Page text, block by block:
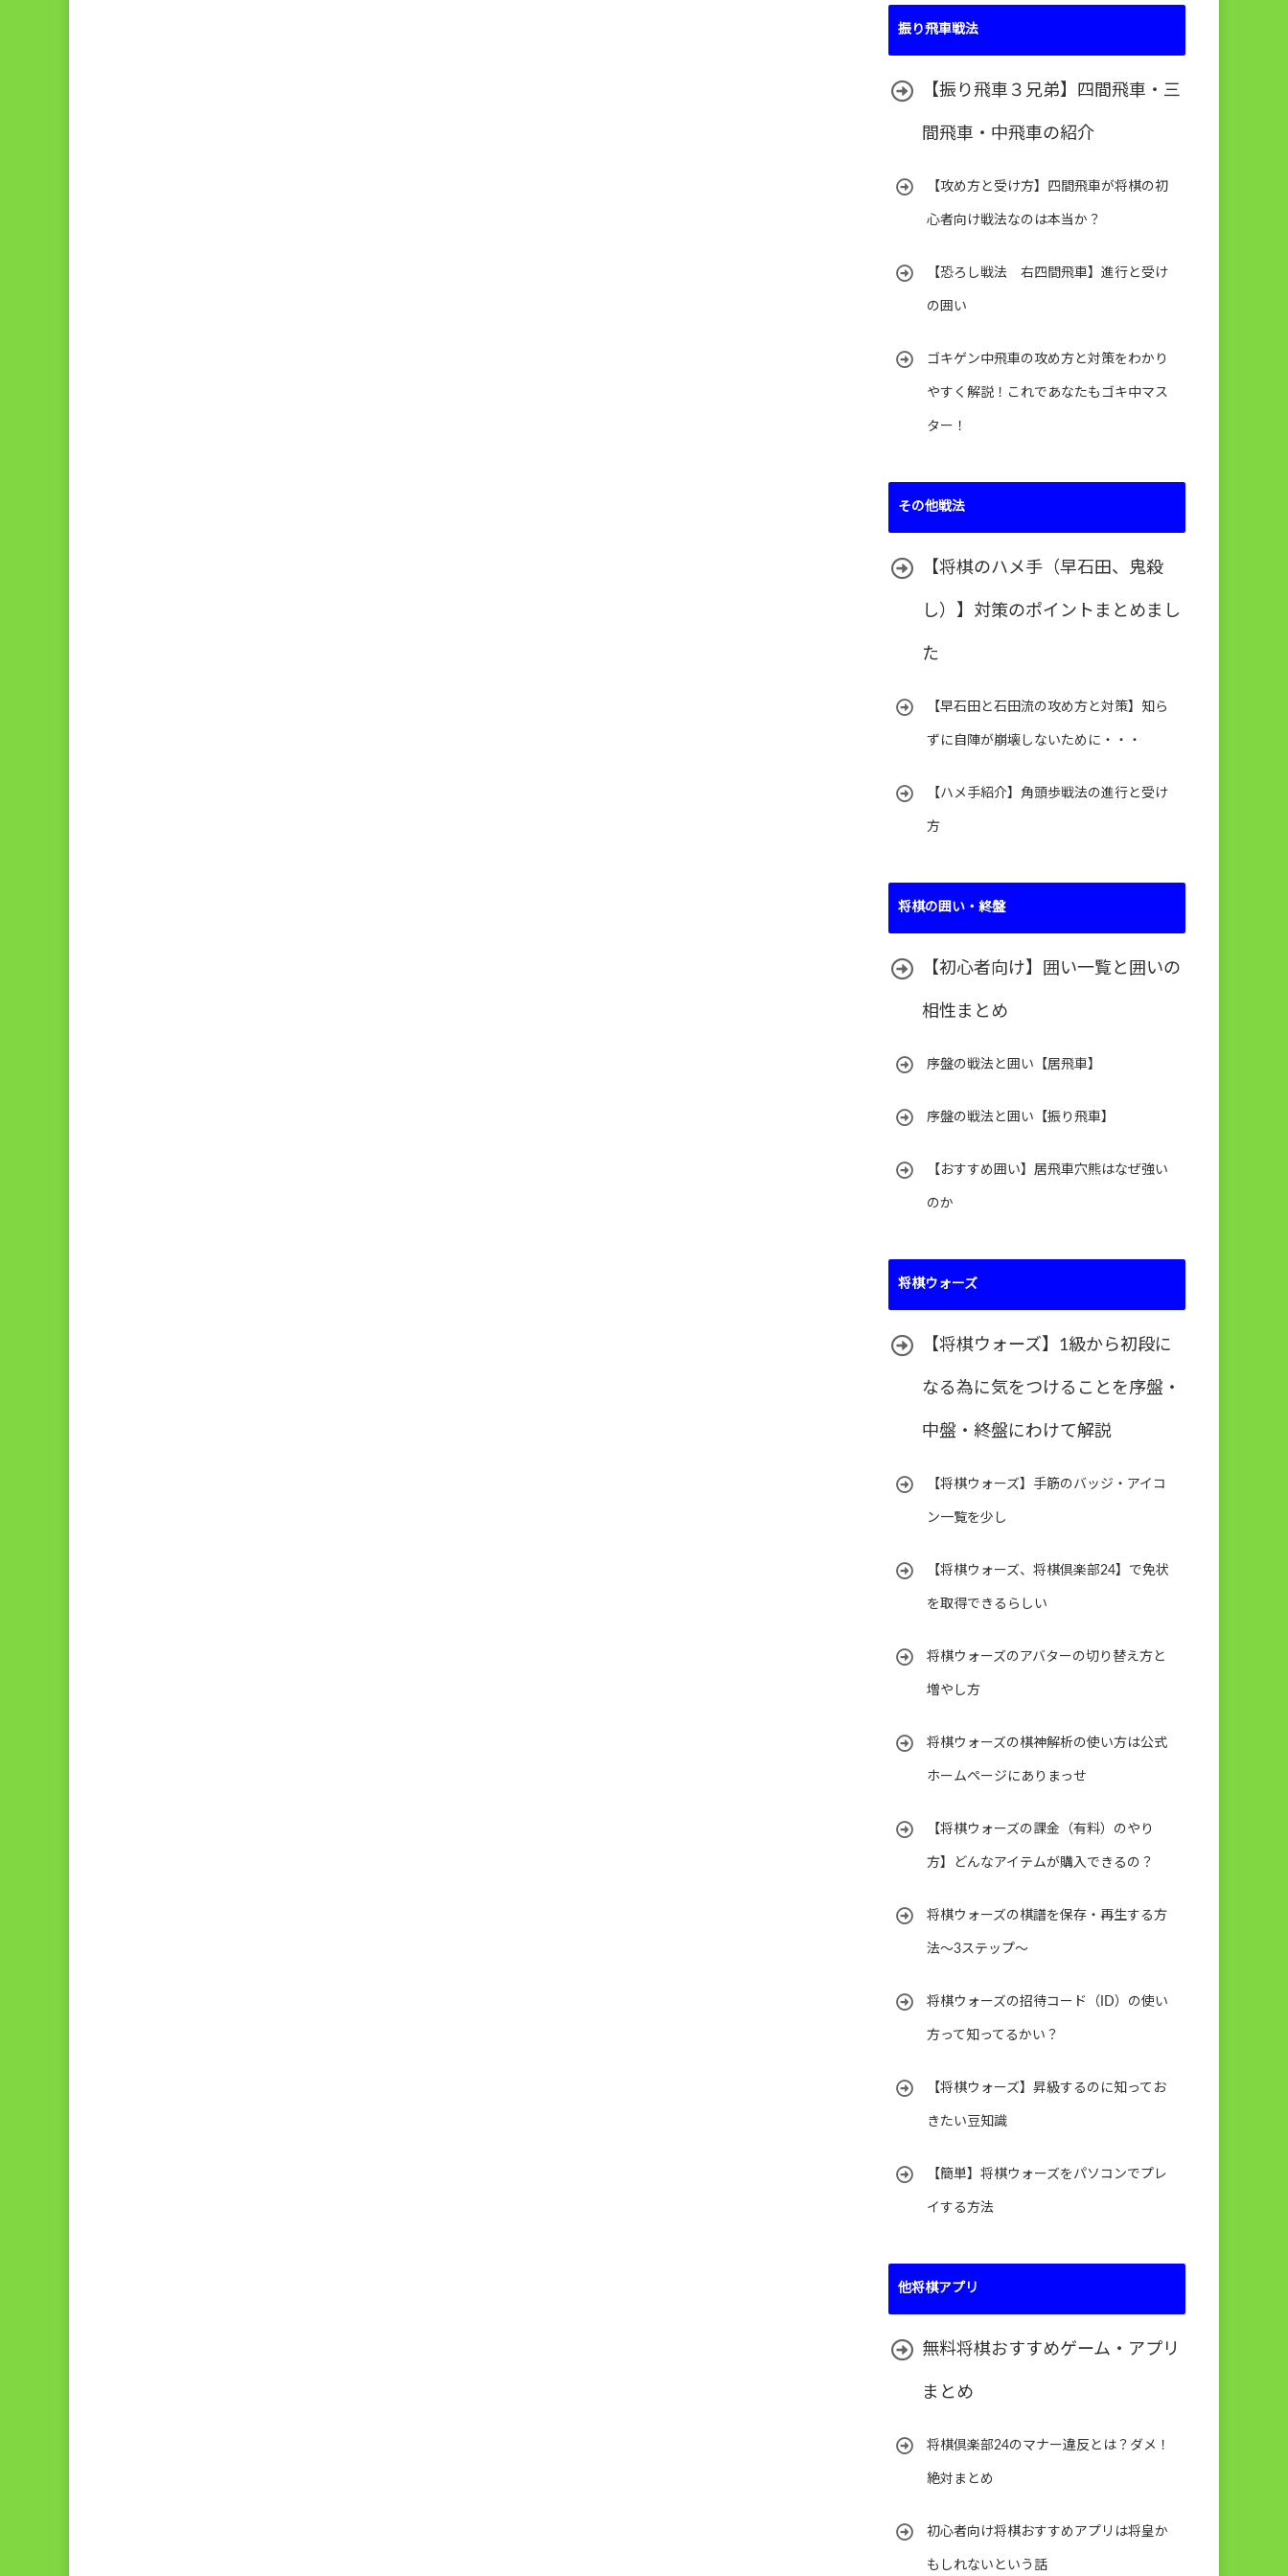
振り飛車戦法
【振り飛車３兄弟】四間飛車・三
間飛車・中飛車の紹介
【攻め方と受け方】四間飛車が将棋の初
心者向け戦法なのは本当か？
【恐ろし戦法 右四間飛車】進行と受け
の囲い
ゴキゲン中飛車の攻め方と対策をわかり
やすく解説！これであなたもゴキ中マス
ター！
その他戦法
【将棋のハメ手（早石田、鬼殺
し）】対策のポイントまとめまし
た
【早石田と石田流の攻め方と対策】知ら
ずに自陣が崩壊しないために・・・
【ハメ手紹介】角頭歩戦法の進行と受け
方
将棋の囲い・終盤
【初心者向け】囲い一覧と囲いの
相性まとめ
序盤の戦法と囲い【居飛車】
序盤の戦法と囲い【振り飛車】
【おすすめ囲い】居飛車穴熊はなぜ強い
のか
将棋ウォーズ
【将棋ウォーズ】1級から初段に
なる為に気をつけることを序盤・
中盤・終盤にわけて解説
【将棋ウォーズ】手筋のバッジ・アイコ
ン一覧を少し
【将棋ウォーズ、将棋倶楽部24】で免状
を取得できるらしい
将棋ウォーズのアバターの切り替え方と
増やし方
将棋ウォーズの棋神解析の使い方は公式
ホームページにありまっせ
【将棋ウォーズの課金（有料）のやり
方】どんなアイテムが購入できるの？
将棋ウォーズの棋譜を保存・再生する方
法～3ステップ～
将棋ウォーズの招待コード（ID）の使い
方って知ってるかい？
【将棋ウォーズ】昇級するのに知ってお
きたい豆知識
【簡単】将棋ウォーズをパソコンでプレ
イする方法
他将棋アプリ
無料将棋おすすめゲーム・アプリ
まとめ
将棋倶楽部24のマナー違反とは？ダメ！
絶対まとめ
初心者向け将棋おすすめアプリは将皇か
もしれないという話